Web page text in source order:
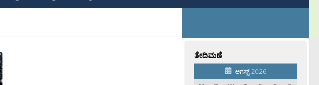
ತೇದಿಮಣೆ
ಆಗಸ್ಟ್ 2026